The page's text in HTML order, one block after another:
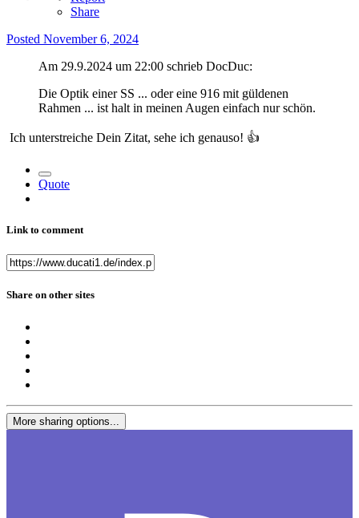
Share
Posted November 6, 2024
Am 29.9.2024 um 22:00 schrieb DocDuc:
Die Optik einer SS ... oder eine 916 mit güldenen
Rahmen ... ist halt in meinen Augen einfach nur schön.
Ich unterstreiche Dein Zitat, sehe ich genauso! 👍
Quote
Link to comment
Share on other sites
More sharing options...